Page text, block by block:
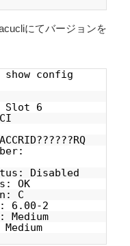
にてバージョンを
config
Slot 6
Disabled
OK
C
6.00-2